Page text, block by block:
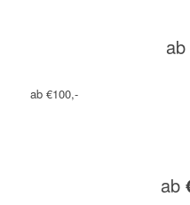
ab
ab €100,-
ab